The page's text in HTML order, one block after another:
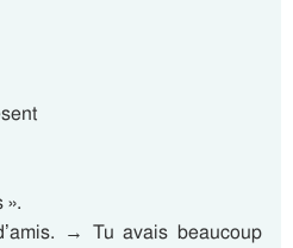
».
→ Tu avais beaucoup